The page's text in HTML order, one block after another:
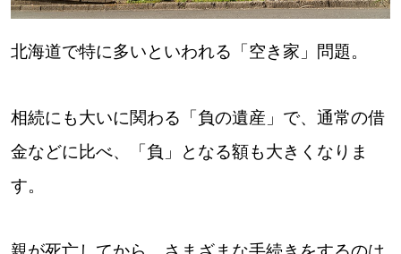
北海道で特に多いといわれる「空き家」問題。
相続にも大いに関わる「負の遺産」で、通常の借
金などに比べ、「負」となる額も大きくなりま
す。